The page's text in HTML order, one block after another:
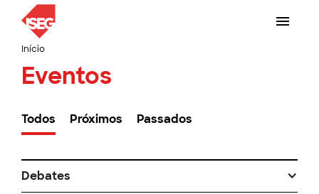
Início
Eventos
Todos Próximos Passados
Debates